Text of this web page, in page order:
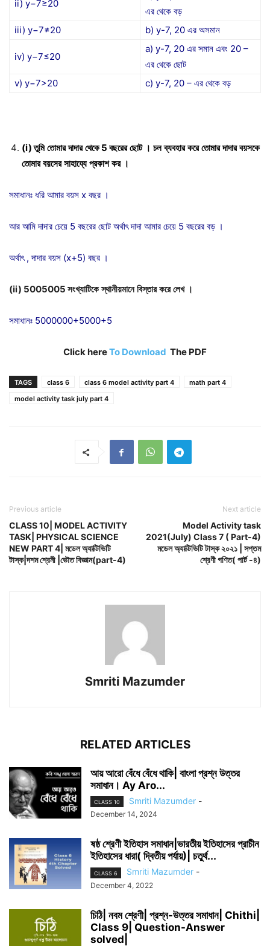
ii) y−7≥20
এর থেকে বড়
iii) y−7≠20
b) y-7, 20 এর অসমান
iv) y−7≤20
a) y-7, 20 এর সমান এবং 20 –
এর থেকে ছোট
v) y−7>20
c) y-7, 20 – এর থেকে বড়
(i)তুমি তোমার দাদার থেকে5 বছরের ছোট । চল ব্যবহার করে তোমার দাদার বয়সকে
তোমার বয়সের সাহায্যে প্রকাশ কর ।
সমাধানঃ ধরি আমার বয়স x বছর ।
আর আমি দাদার চেয়ে 5 বছরের ছোট অর্থাৎ দাদা আমার চেয়ে 5 বছরের বড় ।
অর্থাৎ , দাদার বয়স (x+5) বছর ।
(ii) 5005005 সংখ্যাটিকে স্থানীয়মানে বিস্তার করে লেখ ।
সমাধানঃ 5000000+5000+5
Click hereTo Download The PDF
TAGS class 6 class 6 model activity part 4
math part 4
model activity task july part 4
Previous article
CLASS 10| MODEL ACTIVITY
TASK| PHYSICAL SCIENCE
NEW PART 4| মডেল অ্যাক্টিভিটি
টাস্ক|দশম শ্রেনী |ভৌত বিজ্ঞান(part-4)
Next article
Model Activity task
2021(July) Class 7 ( Part-4)
মডেল অ্যাক্টিভিটি টাস্ক ২০২১ | সপ্তম
শ্রেণী গণিত( পার্ট -৪)
Smriti Mazumder
RELATED ARTICLES
আয় আরো বেঁধে বেঁধে থাকি| বাংলা প্রশ্ন উত্তর
সমাধান। Ay Aro...
CLASS 10 Smriti Mazumder -
December 14, 2024
ষষ্ঠ শ্রেণী ইতিহাস সমাধান|ভারতীয় ইতিহাসের প্রাচীন
ইতিহাসের ধারা( দ্বিতীয় পর্যায়)| চতুর্থ...
CLASS 6 Smriti Mazumder -
December 4, 2022
চিঠি| নবম শ্রেণী| প্রশ্ন-উত্তর সমাধান| Chithi|
Class 9| Question-Answer
solved|